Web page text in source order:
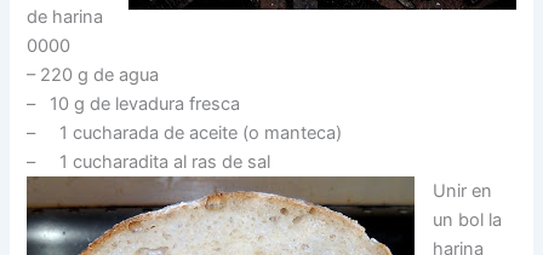
de harina
0000
– 220 g de agua
– 10 g de levadura fresca
– 1 cucharada de aceite (o manteca)
– 1 cucharadita al ras de sal
Unir en
un bol la
harina